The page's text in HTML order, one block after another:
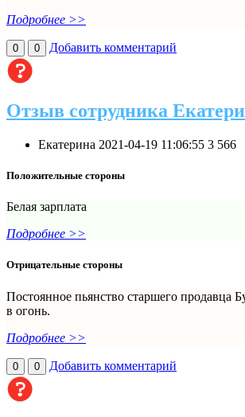
Подробнее >>
0 0 Добавить комментарий
Отзыв сотрудника
Екатерина 2021-04-19 11:06:55 3 566
Положительные стороны
Белая зарплата
Подробнее >>
Отрицательные стороны
Постоянное пьянство старшего продавца
в огонь.
Подробнее >>
0 0 Добавить комментарий